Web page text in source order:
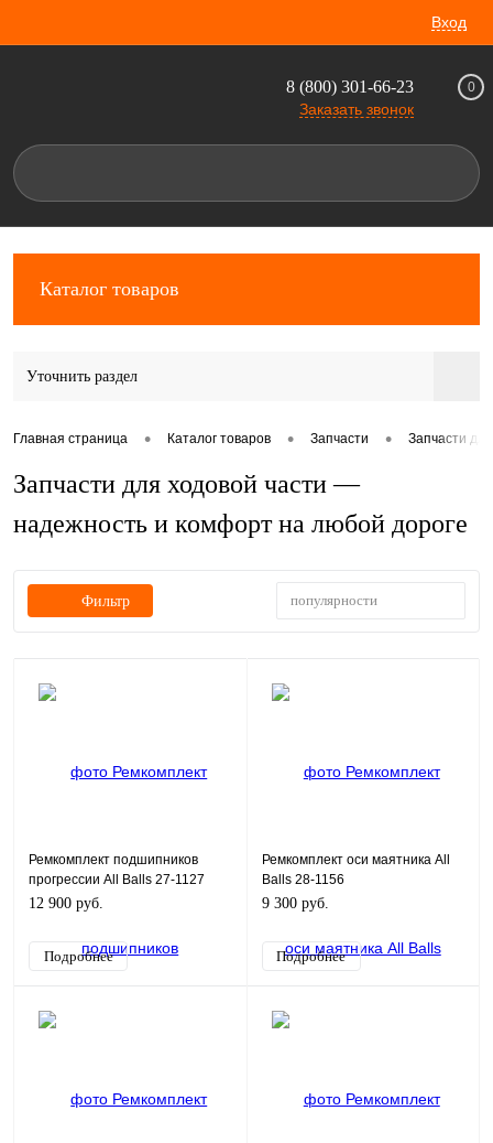
Вход
8 (800) 301-66-23
Заказать звонок
0
Каталог товаров
Уточнить раздел
Главная страница • Каталог товаров • Запчасти • Запчасти
Запчасти для ходовой части —
надежность и комфорт на любой дороге
Фильтр популярности
Ремкомплект подшипников
прогрессии All Balls 27-1127
12 900 руб.
Подробнее
Ремкомплект оси маятника All
Balls 28-1156
9 300 руб.
Подробнее